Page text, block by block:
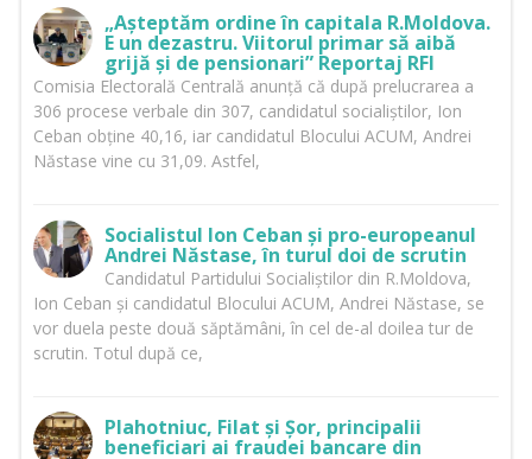
„Așteptăm ordine în capitala R.Moldova.
E un dezastru. Viitorul primar să aibă
grijă și de pensionari” Reportaj RFI
Comisia Electorală Centrală anunță că după prelucrarea a
306 procese verbale din 307, candidatul socialiștilor, Ion
Ceban obține 40,16, iar candidatul Blocului ACUM, Andrei
Năstase vine cu 31,09. Astfel,
Socialistul Ion Ceban și pro-europeanul
Andrei Năstase, în turul doi de scrutin
Candidatul Partidului Socialiștilor din R.Moldova,
Ion Ceban și candidatul Blocului ACUM, Andrei Năstase, se
vor duela peste două săptămâni, în cel de-al doilea tur de
scrutin. Totul după ce,
Plahotniuc, Filat și Șor, principalii
beneficiari ai fraudei bancare din